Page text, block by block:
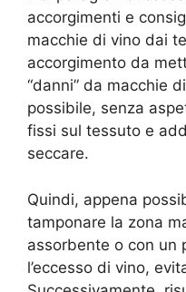
accorgimenti e
macchie di vino dai
accorgimento da
“danni” da macchie
possibile, senza
fissi sul tessuto e
seccare.
Quindi, appena
tamponare la zona
assorbente o con un
l’eccesso di vino,